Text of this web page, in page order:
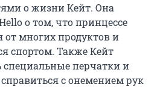
о жизни Кейт. Она
о том, что принцессе
от многих продуктов и
спортом. Также Кейт
специальные перчатки и
с онемением рук